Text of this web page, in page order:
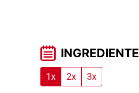
INGREDIENTE
1x 2x 3x